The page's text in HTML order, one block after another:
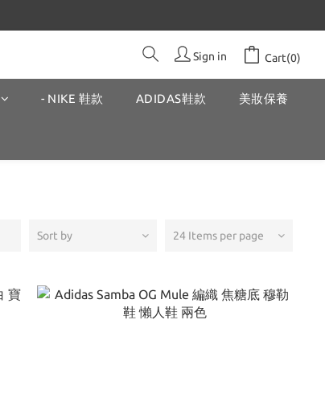
Sign in Cart(0)
- NIKE 鞋款 ADIDAS鞋款 美妝保養
Sort by 24 Items per page